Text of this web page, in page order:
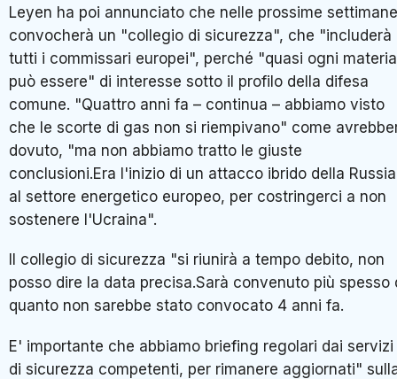
Leyen ha poi annunciato che nelle prossime settimane
convocherà un "collegio di sicurezza", che "includerà
tutti i commissari europei", perché "quasi ogni materia
può essere" di interesse sotto il profilo della difesa
comune. "Quattro anni fa – continua – abbiamo visto
che le scorte di gas non si riempivano" come
dovuto, "ma non abbiamo tratto le giuste
conclusioni.Era l'inizio di un attacco ibrido della Russia
al settore energetico europeo, per costringerci a non
sostenere l'Ucraina".
Il collegio di sicurezza "si riunirà a tempo debito, non
posso dire la data precisa.Sarà convenuto più spesso
quanto non sarebbe stato convocato 4 anni fa.
E' importante che abbiamo briefing regolari dai servizi
di sicurezza competenti, per rimanere aggiornati"